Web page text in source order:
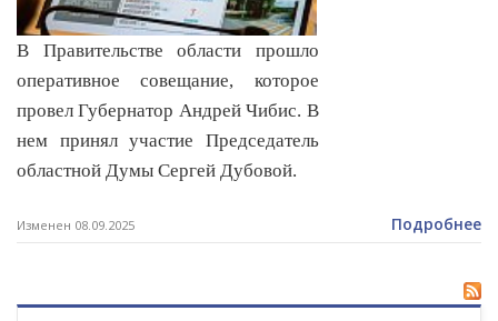
В Правительстве области прошло
оперативное совещание, которое
провел Губернатор Андрей Чибис. В
нем принял участие Председатель
областной Думы Сергей Дубовой.
Изменен 08.09.2025 Подробнее